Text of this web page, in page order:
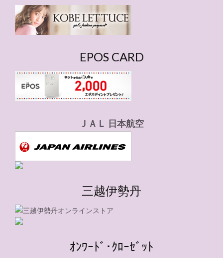
ー
EPOS CARD
ＪＡＬ 日本航空
三越伊勢丹
ｵﾝﾜｰﾄﾞ･ｸﾛｰｾﾞｯﾄ